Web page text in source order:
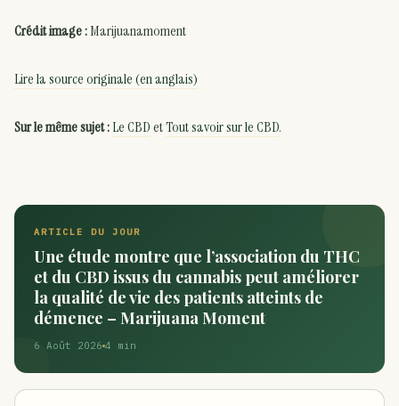
Crédit image :Marijuanamoment
Lire la source originale (en anglais)
Sur le même sujet :Le CBDetTout savoir sur le CBD.
ARTICLE DU JOUR
Une étude montre que l’association du THC
et du CBD issus du cannabis peut améliorer
la qualité de vie des patients atteints de
démence – Marijuana Moment
6 Août 2026 4 min